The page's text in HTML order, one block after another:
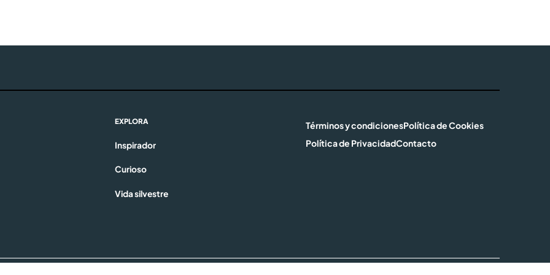
EXPLORA
Inspirador
Curioso
Vida silvestre
Términos y condicionesPolítica de Cookies
Política de PrivacidadContacto